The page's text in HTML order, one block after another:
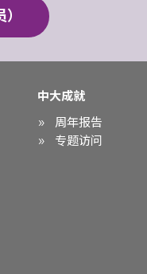
中大成就
周年报告
专题访问